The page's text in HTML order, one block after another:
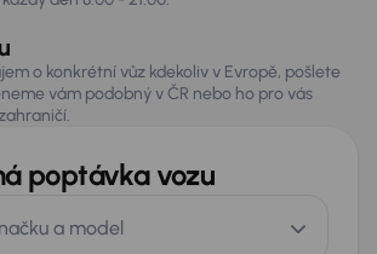
o konkrétní vůz kdekoliv v Evropě, pošlete
vám podobný v ČR nebo ho pro vás
poptávka vozu
a model